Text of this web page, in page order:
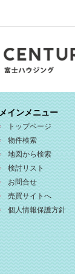
メインメニュー
トップページ
物件検索
地図から検索
検討リスト
お問合せ
売買サイトへ
個人情報保護方針